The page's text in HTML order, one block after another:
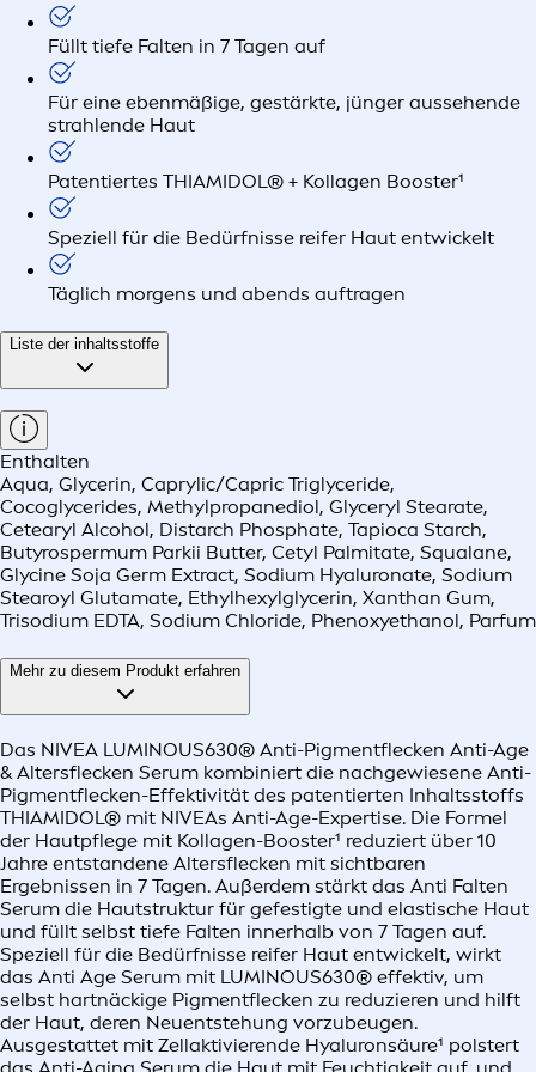
Füllt tiefe Falten in 7 Tagen auf
Für eine ebenmäßige, gestärkte, jünger aussehende
strahlende Haut
Patentiertes THIAMIDOL® + Kollagen Booster¹
Speziell für die Bedürfnisse reifer Haut entwickelt
Täglich morgens und abends auftragen
Liste der inhaltsstoffe
Enthalten
Aqua, Glycerin, Caprylic/Capric Triglyceride,
Cocoglycerides, Methylpropanediol, Glyceryl Stearate,
Cetearyl Alcohol, Distarch Phosphate, Tapioca Starch,
Butyrospermum Parkii Butter, Cetyl Palmitate, Squalane,
Glycine Soja Germ Extract, Sodium Hyaluronate, Sodium
Stearoyl Glutamate, Ethylhexylglycerin, Xanthan Gum,
Trisodium EDTA, Sodium Chloride, Phenoxyethanol, Parfum
Mehr zu diesem Produkt erfahren
Das NIVEA LUMINOUS630® Anti-Pigmentflecken Anti-Age
& Altersflecken Serum kombiniert die nachgewiesene Anti-
Pigmentflecken-Effektivität des patentierten Inhaltsstoffs
THIAMIDOL® mit NIVEAs Anti-Age-Expertise. Die Formel
der Hautpflege mit Kollagen-Booster¹ reduziert über 10
Jahre entstandene Altersflecken mit sichtbaren
Ergebnissen in 7 Tagen. Außerdem stärkt das Anti Falten
Serum die Hautstruktur für gefestigte und elastische Haut
und füllt selbst tiefe Falten innerhalb von 7 Tagen auf.
Speziell für die Bedürfnisse reifer Haut entwickelt, wirkt
das Anti Age Serum mit LUMINOUS630® effektiv, um
selbst hartnäckige Pigmentflecken zu reduzieren und hilft
der Haut, deren Neuentstehung vorzubeugen.
Ausgestattet mit Zellaktivierende Hyaluronsäure¹ polstert